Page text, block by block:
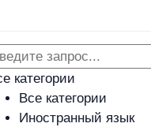
категории
Все категории
Иностранный язык